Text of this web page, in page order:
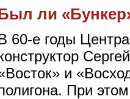
ли
60-е годы
и
При